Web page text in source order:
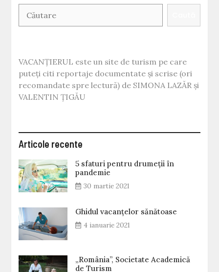
agenție
PR
turismului
și
VACANȚIERUL este un site de turism pe care
puteți citi reportaje documentate și scrise (ori
recomandate spre lectură) de SIMONA LAZĂR și
VALENTIN ȚIGĂU
Articole recente
5 sfaturi pentru drumeții în
pandemie
30 martie 2021
Ghidul vacanțelor sănătoase
4 ianuarie 2021
„România”, Societate Academică
de Turism